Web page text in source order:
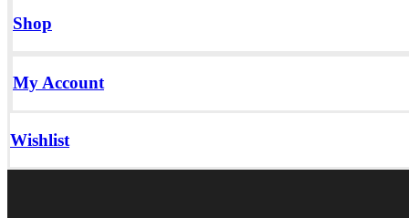
Shop
My Account
Wishlist